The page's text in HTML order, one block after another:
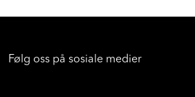
Følg oss på sosiale medier